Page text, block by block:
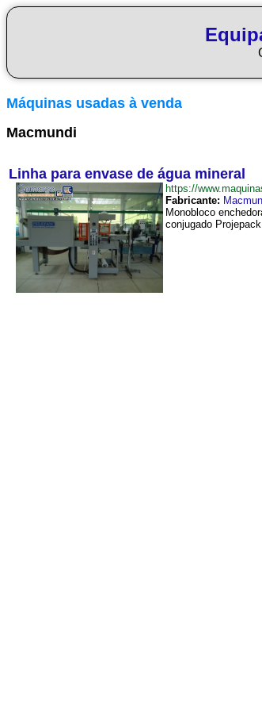
Máquinas usadas à venda
Macmundi
Linha para envase de água mineral
https://
Fabricante:
Monobloco
conjugado